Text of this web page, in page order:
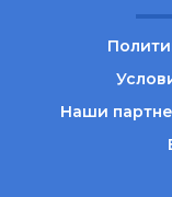
Наши